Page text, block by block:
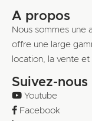
A propos
Nous sommes une
offre une large
location, la vente
Suivez-nous
Youtube
Facebook